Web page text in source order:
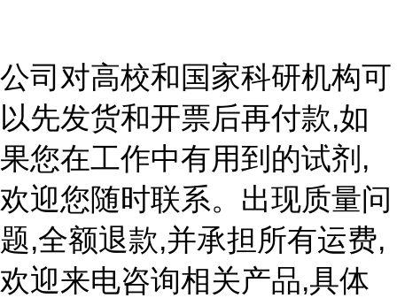
公司对高校和国家科研机构可
以先发货和开票后再付款,如
果您在工作中有用到的试剂,
欢迎您随时联系。出现质量问
题,全额退款,并承担所有运费,
欢迎来电咨询相关产品,具体